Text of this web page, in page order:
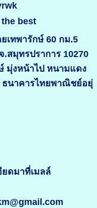
best
เทพารักษ์ 60 กม.5
.สมุทรปราการ 10270
มุ่งหน้าไป หนามแดง
นาคารไทยพาณิชย์อยุ่
ยดมาที่เมลล์